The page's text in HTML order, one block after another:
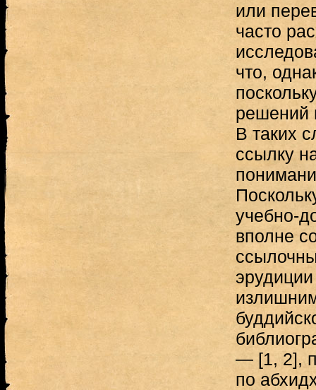
или
часто
что,
решений
В таких
ссылку
учебно-
вполне
— [1, 2],
по